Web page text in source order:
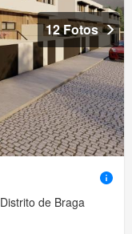
12 Fotos
de Braga